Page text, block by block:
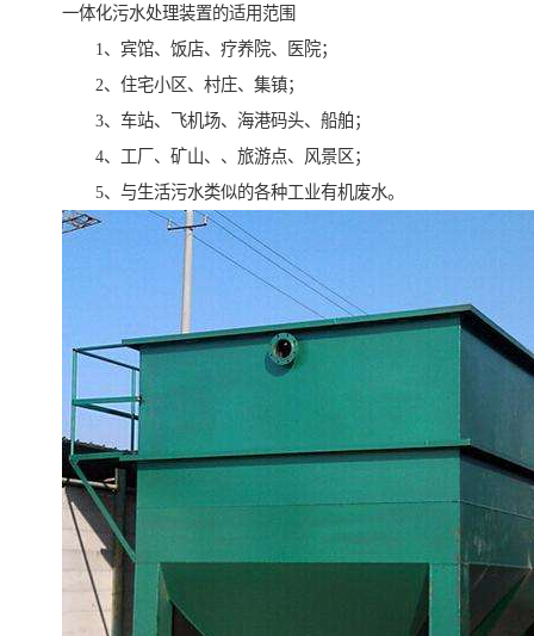
一体化污水处理装置的适用范围
1、宾馆、饭店、疗养院、医院；
2、住宅小区、村庄、集镇；
3、车站、飞机场、海港码头、船舶；
4、工厂、矿山、、旅游点、风景区；
5、与生活污水类似的各种工业有机废水。